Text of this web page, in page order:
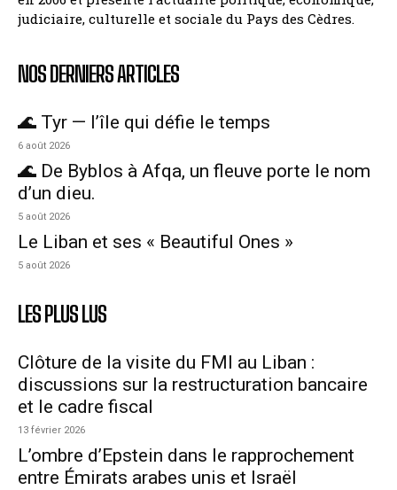
judiciaire, culturelle et sociale du Pays des Cèdres.
NOS DERNIERS ARTICLES
🌊 Tyr — l’île qui défie le temps
6 août 2026
🌊 De Byblos à Afqa, un fleuve porte le nom
d’un dieu.
5 août 2026
Le Liban et ses « Beautiful Ones »
5 août 2026
LES PLUS LUS
Clôture de la visite du FMI au Liban :
discussions sur la restructuration bancaire
et le cadre fiscal
13 février 2026
L’ombre d’Epstein dans le rapprochement
entre Émirats arabes unis et Israël